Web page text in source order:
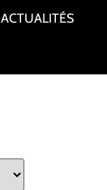
ACTUALITÉS